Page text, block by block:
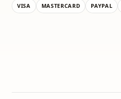
VISA MASTERCARD PAYPAL